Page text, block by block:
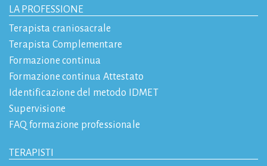
LA PROFESSIONE
Terapista craniosacrale
Terapista Complementare
Formazione continua
Formazione continua Attestato
Identificazione del metodo IDMET
Supervisione
FAQ formazione professionale
TERAPISTI